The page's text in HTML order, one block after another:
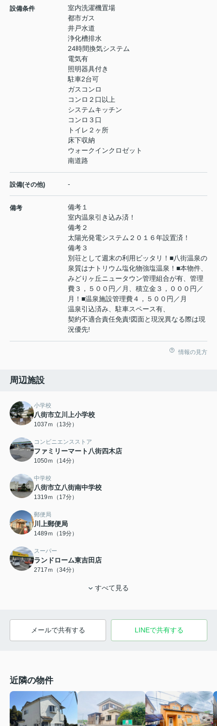
設備条件
室内洗濯機置場
都市ガス
井戸水道
浄化槽排水
24時間換気システム
電気有
照明器具付き
駐車2台可
ガスコンロ
コンロ２口以上
システムキッチン
コンロ３口
トイレ２ヶ所
床下収納
ウォークインクロゼット
南道路
設備(その他) -
備考
備考１
室内温泉引き込み済！
備考２
太陽光発電システム２０１６年設置済！
備考３
別荘として週末の利用ビッタリ！■八街温泉の
泉質はナトリウム塩化物強塩温泉！■本物件、
みどりヶ丘ニュータウン管理組合が有、管理
費３，５００円／月、積立金３，０００円／
月！■温泉施設管理費４，５００円／月
温泉引込済み、駐車スペース有、
契約不適合責任免責!図面と現況異なる際は現
況優先!
情報の見方
周辺施設
小学校
八街市立川上小学校
1037ｍ（13分）
コンビニエンスストア
ファミリーマート八街四木店
1050ｍ（14分）
中学校
八街市立八街南中学校
1319ｍ（17分）
郵便局
川上郵便局
1489ｍ（19分）
スーパー
ランドローム東吉田店
2717ｍ（34分）
すべて見る
メールで共有する LINEで共有する
近隣の物件